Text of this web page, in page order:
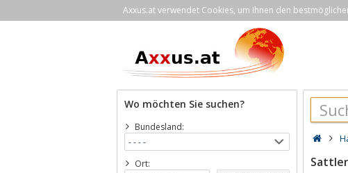
Axxus.at verwendet Cookies, um Ihnen den
Wo möchten Sie suchen?
Bundesland:
Ort: